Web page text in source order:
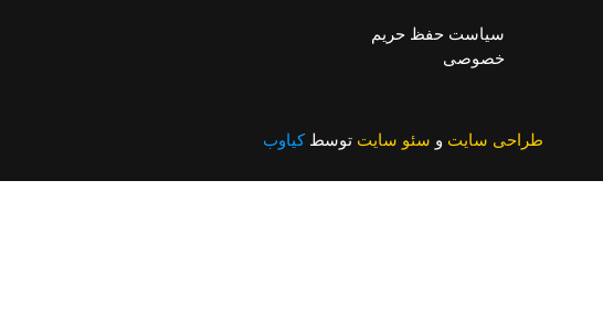
سیاست حفظ حریم
خصوصی
طراحی سایت و سئو سایت توسطکیاوب